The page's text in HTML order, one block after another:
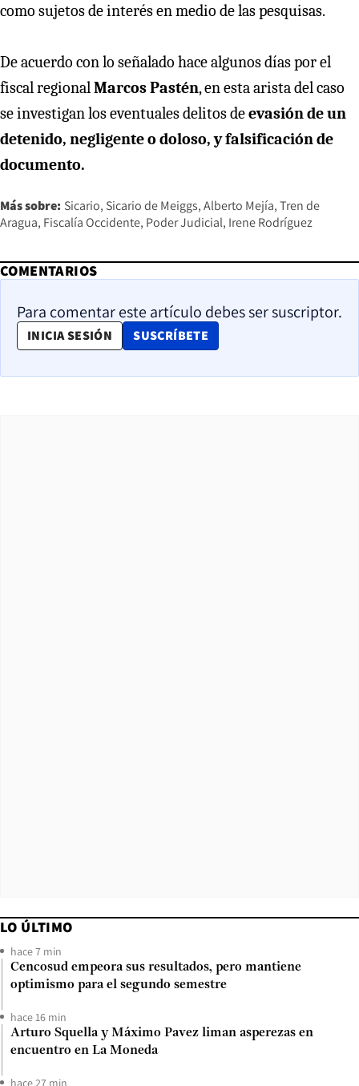
como sujetos de interés en medio de las pesquisas.
De acuerdo con lo señalado hace algunos días por el
fiscal regionalMarcos Pastén, en esta arista del caso
se investigan los eventuales delitos deevasión de un
detenido, negligente o doloso, y falsificación de
documento.
Más sobre: Sicario Sicario de Meiggs Alberto Mejía Tren de
Aragua Fiscalía Occidente Poder Judicial Irene Rodríguez
COMENTARIOS
Para comentar este artículo debes ser suscriptor.
INICIA SESIÓN SUSCRÍBETE
OPENS IN NEW WINDOW
LO ÚLTIMO
hace 7 min
Cencosud empeora sus resultados, pero mantiene
optimismo para el segundo semestre
hace 16 min
Arturo Squella y Máximo Pavez liman asperezas en
encuentro en La Moneda
hace 27 min